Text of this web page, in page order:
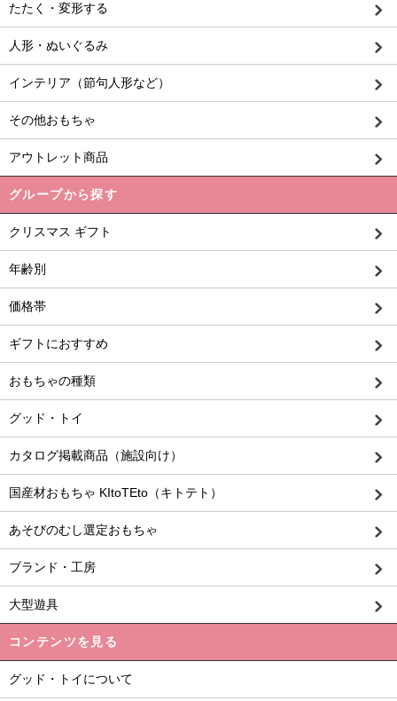
たたく・変形する
人形・ぬいぐるみ
インテリア（節句人形など）
その他おもちゃ
アウトレット商品
グループから探す
クリスマス ギフト
年齢別
価格帯
ギフトにおすすめ
おもちゃの種類
グッド・トイ
カタログ掲載商品（施設向け）
国産材おもちゃ KItoTEto（キトテト）
あそびのむし選定おもちゃ
ブランド・工房
大型遊具
コンテンツを見る
グッド・トイについて